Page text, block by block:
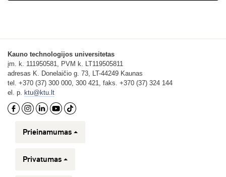
Kauno technologijos universitetas
įm. k. 111950581, PVM k. LT119505811
adresas K. Donelaičio g. 73, LT-44249 Kaunas
tel. +370 (37) 300 000, 300 421, faks. +370 (37) 324 144
el. p. ktu@ktu.lt
Prieinamumas
Privatumas